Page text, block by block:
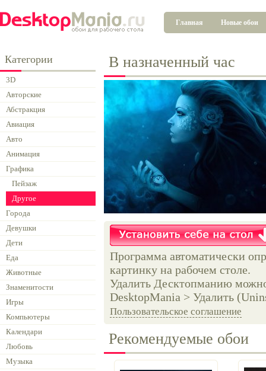
Главная Новые обои
Категории
3D
Авторские
Абстракция
Авиация
Авто
Анимация
Графика
Пейзаж
Другое
Города
Девушки
Дети
Еда
Животные
Знаменитости
Игры
Компьютеры
Календари
Любовь
Музыка
В назначенный час
Программа автоматически
картинку на рабочем столе.
Удалить Десктопманию
DesktopMania > Удалить
Пользовательское соглашение
Рекомендуемые обои